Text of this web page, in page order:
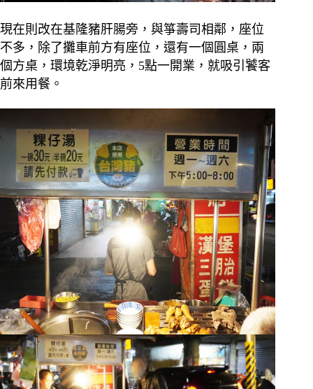
現在則改在基隆豬肝腸旁，與箏壽司相鄰，座位
不多，除了攤車前方有座位，還有一個圓桌，兩
個方桌，環境乾淨明亮，5點一開業，就吸引饕客
前來用餐。